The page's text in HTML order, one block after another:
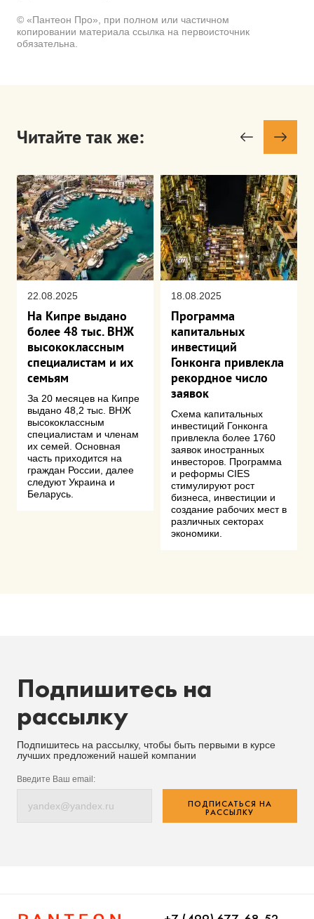
© «Пантеон Про», при полном или частичном
копировании материала ссылка на первоисточник
обязательна.
Читайте так же:
22.08.2025
На Кипре выдано
более 48 тыс. ВНЖ
высококлассным
специалистам и их
семьям
За 20 месяцев на Кипре
выдано 48,2 тыс. ВНЖ
высококлассным
специалистам и членам
их семей. Основная
часть приходится на
граждан России, далее
следуют Украина и
Беларусь.
18.08.2025
Программа
капитальных
инвестиций
Гонконга привлекла
рекордное число
заявок
Схема капитальных
инвестиций Гонконга
привлекла более 1760
заявок иностранных
инвесторов. Программа
и реформы CIES
стимулируют рост
бизнеса, инвестиции и
создание рабочих мест в
различных секторах
экономики.
Подпишитесь на
рассылку
Подпишитесь на рассылку, чтобы быть первыми в курсе
лучших предложений нашей компании
Введите Ваш email:
ПОДПИСАТЬСЯ НА
РАССЫЛКУ